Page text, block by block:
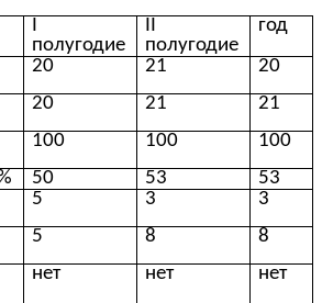
I
полугодие
II
полугодие
год
20 21
20
20 21
21
100 100
100
50 53
53
5 3
3
5 8
8
нет нет
нет